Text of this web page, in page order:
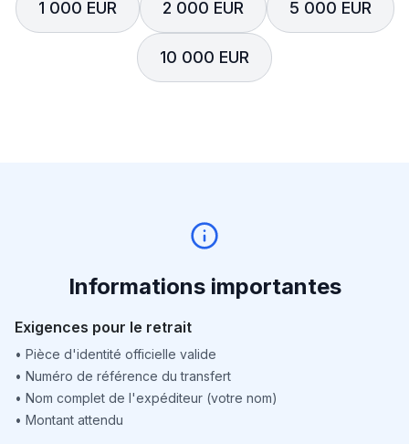
1 000 EUR 2 000 EUR 5 000 EUR
10 000 EUR
Informations importantes
Exigences pour le retrait
• Pièce d'identité officielle valide
• Numéro de référence du transfert
• Nom complet de l'expéditeur (votre nom)
• Montant attendu